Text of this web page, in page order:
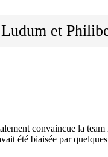
Ludumet
convaincue la
été biaisée par